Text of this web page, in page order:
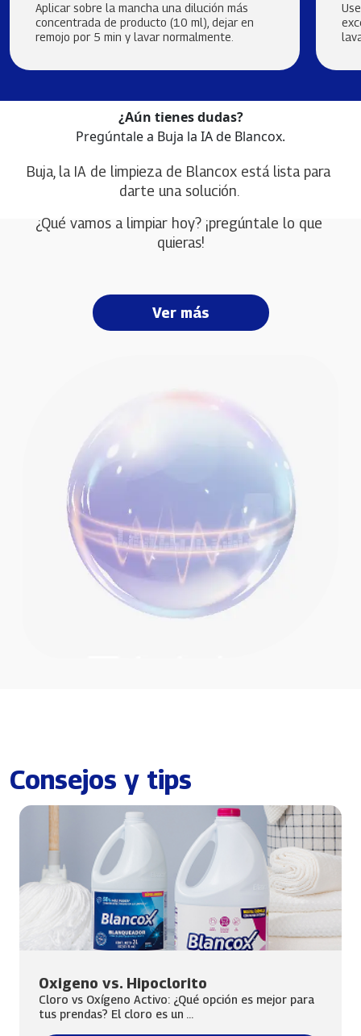
Aplicar sobre la mancha una dilución más
concentrada de producto (10 ml), dejar en
remojo por 5 min y lavar normalmente.
¿Aún tienes dudas?
Pregúntale a Buja la IA de Blancox.
Buja, la IA de limpieza de Blancox está lista para
darte una solución.
¿Qué vamos a limpiar hoy? ¡pregúntale lo que
quieras!
Ver más
Consejos y tips
Oxigeno vs. Hipoclorito
Cloro vs Oxígeno Activo: ¿Qué opción es mejor para
tus prendas? El cloro es un ...